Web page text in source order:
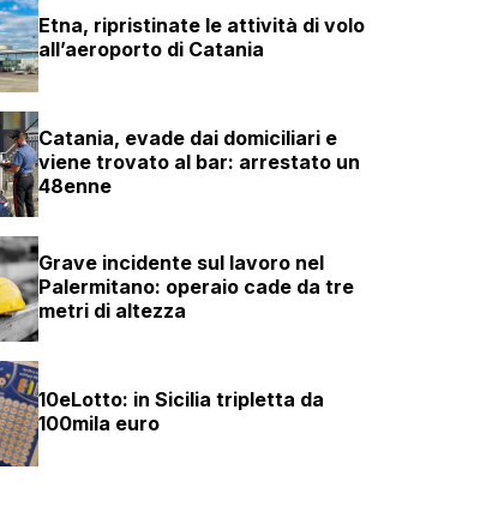
Etna, ripristinate le attività di volo
all’aeroporto di Catania
Catania, evade dai domiciliari e
viene trovato al bar: arrestato un
48enne
Grave incidente sul lavoro nel
Palermitano: operaio cade da tre
metri di altezza
10eLotto: in Sicilia tripletta da
100mila euro